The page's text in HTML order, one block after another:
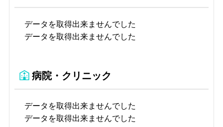
データを取得出来ませんでした
データを取得出来ませんでした
病院・クリニック
データを取得出来ませんでした
データを取得出来ませんでした